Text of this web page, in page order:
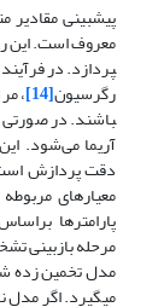
پیش­بینی مقادیر
پردازد. در
رگرسیون[14] ،
باشند. در
دقت پردازش
معیارهای
پارامترها
مرحله بازبینی
مدل تخمین زده
می­گیرد. اگر مدل